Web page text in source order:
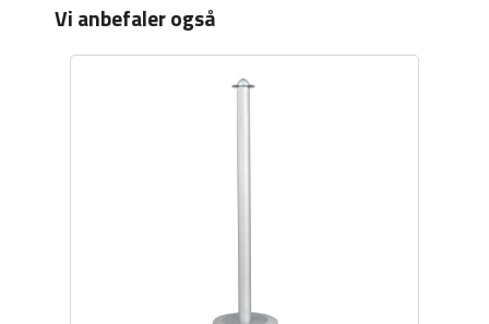
Vi anbefaler også